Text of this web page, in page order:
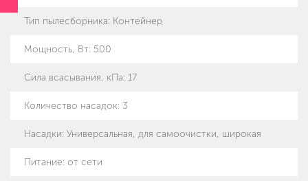
Тип пылесборника: Контейнер
Мощность, Вт: 500
Сила всасывания, кПа: 17
Количество насадок: 3
Насадки: Универсальная, для самоочистки, широкая
Питание: от сети